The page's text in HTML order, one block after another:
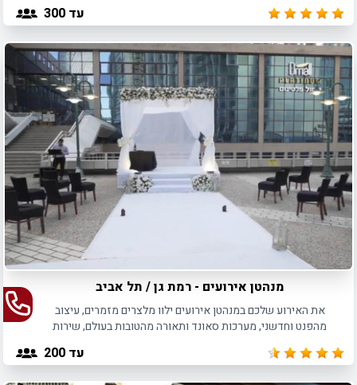
עד 300
מנהטן אירועים - רמת גן / תל אביב
את האירוע שלכם במנהטן אירועים ילוו מלצרים מזמרים, עיצוב
מהפנט וחדשני, מערכות סאונד ותאורה מהטובות בעולם, שירות
עד 200